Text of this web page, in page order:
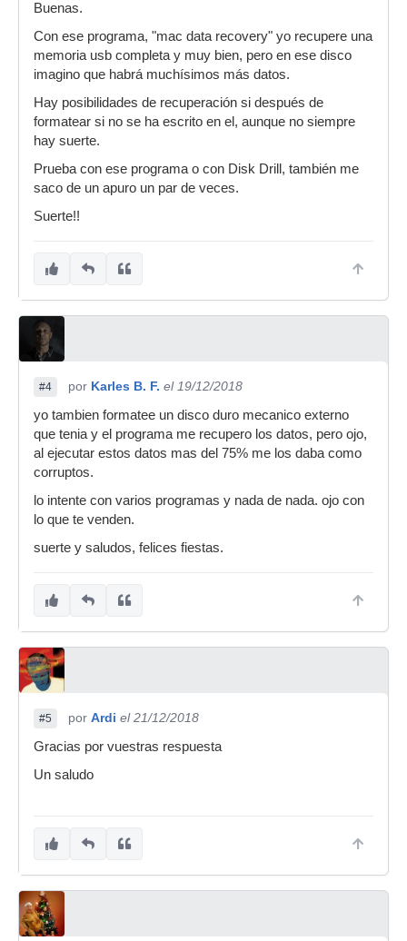
Buenas.
Con ese programa, "mac data recovery" yo recupere una
memoria usb completa y muy bien, pero en ese disco
imagino que habrá muchísimos más datos.
Hay posibilidades de recuperación si después de
formatear si no se ha escrito en el, aunque no siempre
hay suerte.
Prueba con ese programa o con Disk Drill, también me
saco de un apuro un par de veces.
Suerte!!
#4 por Karles B. F. el 19/12/2018
yo tambien formatee un disco duro mecanico externo
que tenia y el programa me recupero los datos, pero ojo,
al ejecutar estos datos mas del 75% me los daba como
corruptos.
lo intente con varios programas y nada de nada. ojo con
lo que te venden.
suerte y saludos, felices fiestas.
#5 por Ardi el 21/12/2018
Gracias por vuestras respuesta
Un saludo